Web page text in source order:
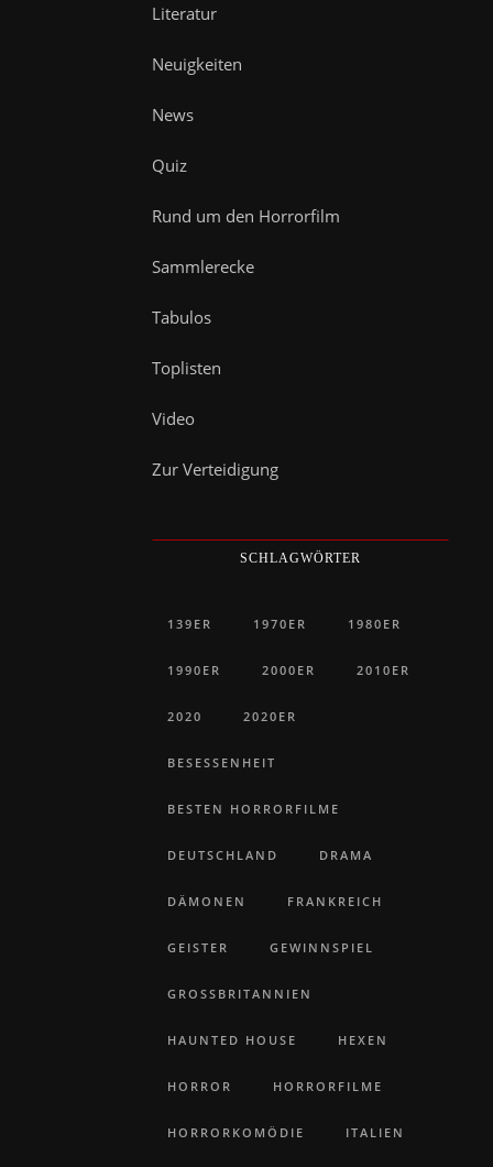
Literatur
Neuigkeiten
News
Quiz
Rund um den Horrorfilm
Sammlerecke
Tabulos
Toplisten
Video
Zur Verteidigung
SCHLAGWÖRTER
139ER 1970ER 1980ER
1990ER 2000ER 2010ER
2020 2020ER
BESESSENHEIT
BESTEN HORRORFILME
DEUTSCHLAND DRAMA
DÄMONEN FRANKREICH
GEISTER GEWINNSPIEL
GROSSBRITANNIEN
HAUNTED HOUSE HEXEN
HORROR HORRORFILME
HORRORKOMÖDIE ITALIEN